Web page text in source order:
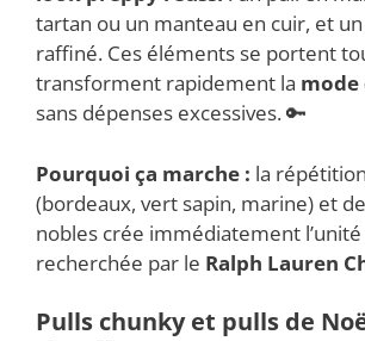
tartan ou un manteau en cuir, et
raffiné. Ces éléments se portent
transforment rapidement la mode
sans dépenses excessives. 🔑
Pourquoi ça marche : la
(bordeaux, vert sapin, marine) et
nobles crée immédiatement
recherchée par le Ralph Lauren
Pulls chunky et pulls de